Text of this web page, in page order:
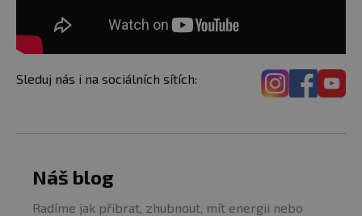
Sleduj nás i na sociálních sítích:
Náš blog
Radíme jak přibrat, zhubnout, mít energii nebo